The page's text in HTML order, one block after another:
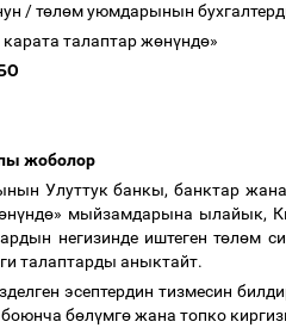
/ төлөм уюмдарынын
карата талаптар жөнүндө»
жоболор
Улуттук банкы, банктар
нүндө» мыйзамдарына ылайык,
негизинде иштеген төлөм
талаптарды аныктайт.
эсептердин тизмесин
боюнча бөлүмгөжана топко